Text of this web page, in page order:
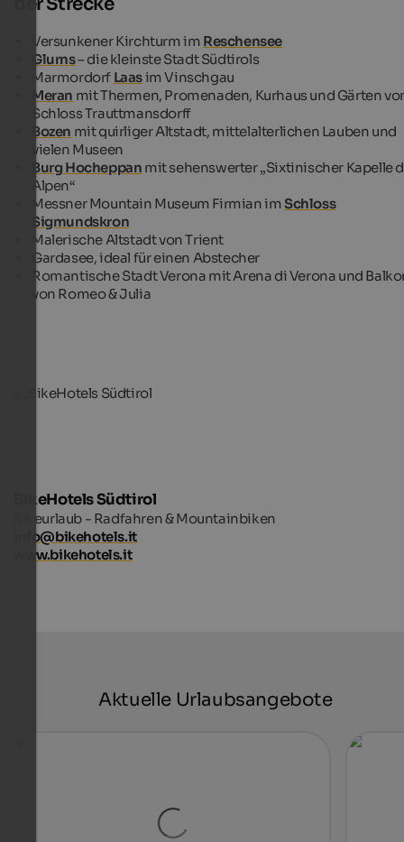
Versunkener Kirchturm im Reschensee
Glurns– die kleinste Stadt Südtirols
Marmordorf Laasim Vinschgau
Meran mit Thermen, Promenaden, Kurhaus und Gärten
Schloss Trauttmansdorff
Bozen mit quirliger Altstadt, mittelalterlichen Lauben und
vielen Museen
Burg Hocheppan mit sehenswerter „Sixtinischer Kapelle
Alpen“
Messner Mountain Museum Firmian imSchloss
Sigmundskron
Malerische Altstadt von Trient
Gardasee, ideal für einen Abstecher
Romantische Stadt Verona mit Arena di Verona und
von Romeo & Julia
BikeHotels Südtirol
Bikeurlaub - Radfahren & Mountainbiken
info@bikehotels.it
www.bikehotels.it
Aktuelle Urlaubsangebote